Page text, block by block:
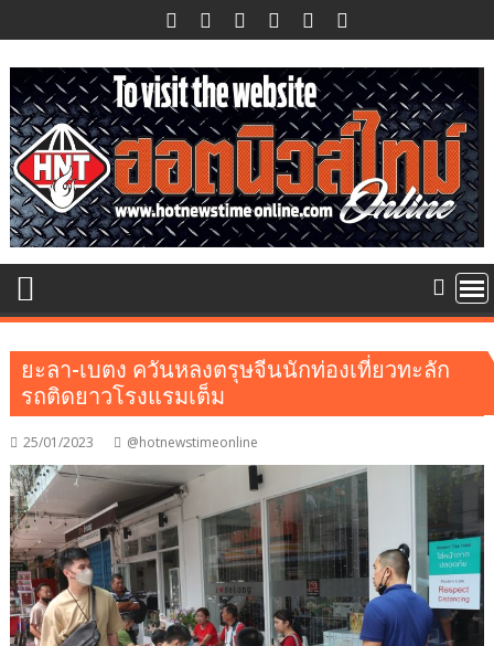
to
content
ยะลา-เบตง ควันหลงตรุษจีนนักท่องเที่ยวทะลัก
รถติดยาวโรงแรมเต็ม
25/01/2023 @hotnewstimeonline